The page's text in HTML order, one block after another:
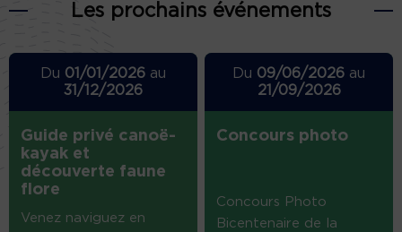
Les prochains événements
Du 01/01/2026au
31/12/2026
Guide privé canoë-
kayak et
découverte faune
flore
Venez naviguez en
Du 09/06/2026 au
21/09/2026
Concours photo
Concours Photo
Bicentenaire de la